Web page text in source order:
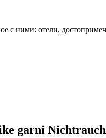
с ними: отели,
garni